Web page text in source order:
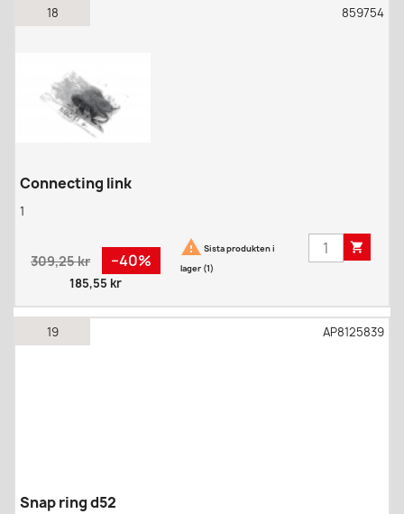
18 859754
Connecting link
1
Regular
price
309,25 kr −40%
Pris
185,55 kr
 Sista produkten i
lager (1)

19 AP8125839
Snap ring d52